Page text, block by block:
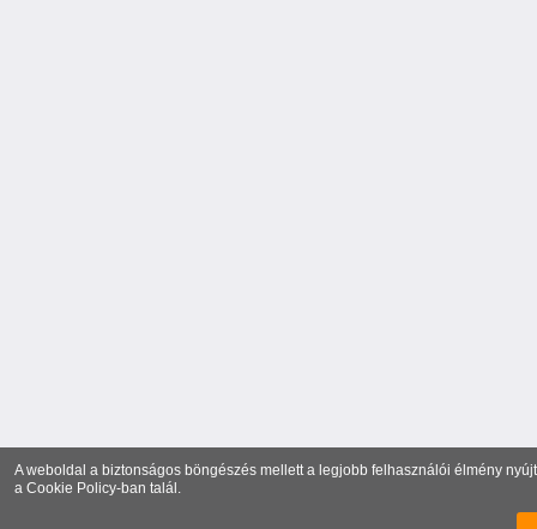
A weboldal a biztonságos böngészés mellett a legjobb felhasználói élmény
a Cookie Policy-ban talál.